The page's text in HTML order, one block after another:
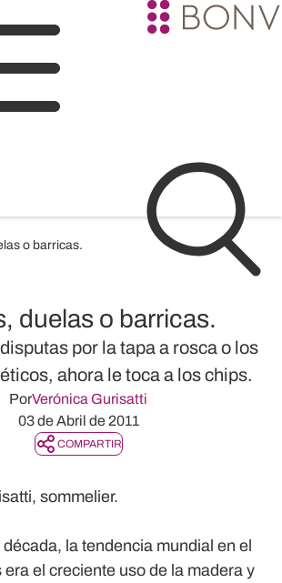
o barricas.
duelas o barricas.
por la tapa a rosca o los
ahora le toca a los chips.
PorVerónica Gurisatti
03 de Abril de 2011
COMPARTIR
sommelier.
la tendencia mundial en el
el creciente uso de la madera y